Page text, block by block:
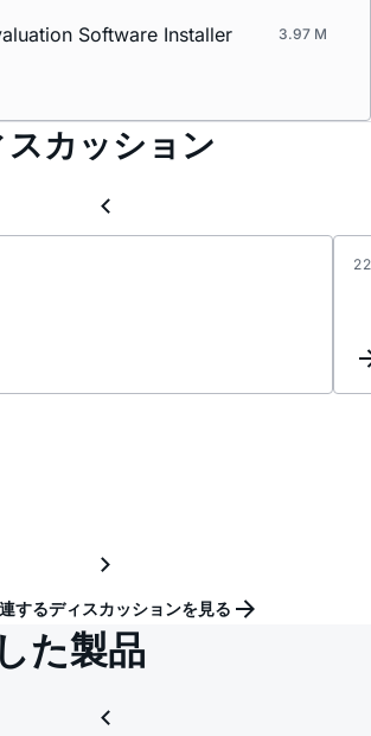
Software Installer
3.97 M
カッション
するディスカッションを見る
た製品